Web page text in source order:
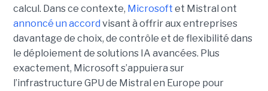
calcul. Dans ce contexte, Microsoft et Mistral ont
annoncé un accord visant à offrir aux entreprises
davantage de choix, de contrôle et de flexibilité dans
le déploiement de solutions IA avancées. Plus
exactement, Microsoft s’appuiera sur
l’infrastructure GPU de Mistral en Europe pour